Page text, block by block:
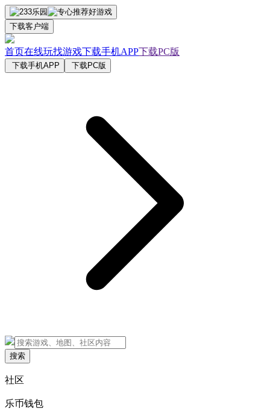
下载客户端
首页在线玩找游戏下载手机APP下载PC版
下载手机APP 下载PC版
搜索
社区
乐币钱包